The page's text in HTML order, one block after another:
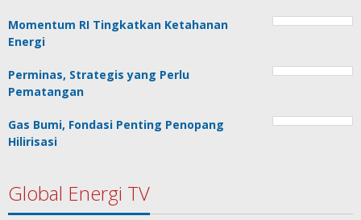
Momentum RI Tingkatkan Ketahanan
Energi
Perminas, Strategis yang Perlu
Pematangan
Gas Bumi, Fondasi Penting Penopang
Hilirisasi
Global Energi TV